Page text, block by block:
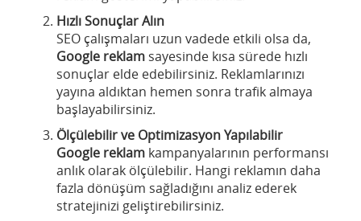
Hızlı Sonuçlar Alın
SEO çalışmaları uzun vadede etkili olsa da,
Google reklam sayesinde kısa sürede hızlı
sonuçlar elde edebilirsiniz. Reklamlarınızı
yayına aldıktan hemen sonra trafik almaya
başlayabilirsiniz.
Ölçülebilir ve Optimizasyon Yapılabilir
Google reklam kampanyalarının performansı
anlık olarak ölçülebilir. Hangi reklamın daha
fazla dönüşüm sağladığını analiz ederek
stratejinizi geliştirebilirsiniz.